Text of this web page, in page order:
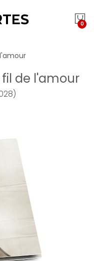
0
de l'amour